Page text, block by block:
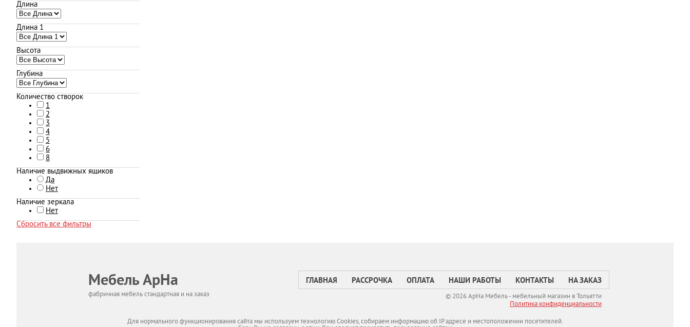
Длина
Длина 1
Высота
Глубина
Количество створок
1
2
3
4
5
6
8
Наличие выдвижных ящиков
Да
Нет
Наличие зеркала
Нет
Сбросить все фильтры
Мебель АрНа
фабричная мебель стандартная и на заказ
ГЛАВНАЯ РАССРОЧКА ОПЛАТА НАШИ РАБОТЫ КОНТАКТЫ НА ЗАКАЗ
© 2026 АрНа Мебель - мебельный магазин в Тольятти
Политикa конфиденциальности
Для нормального функционирования сайта мы используем технологию Cookies, собираем информацию об IP адресе и местоположении посетителей.